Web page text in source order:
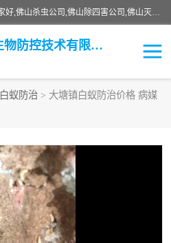
佛山白蚁防治公司,佛山白蚁防治哪家好,佛山杀虫公司,佛山除四害公司,佛山灭白蚁公司,佛山白蚁防治佛山儒创有害生物防治有限公司是一家佛山杀虫公司、佛山除四害公司、佛山灭白蚁公司、佛山白蚁防治公司，让您远离虫害困扰。要问佛山白蚁防治哪家好？佛山儒创有害生物防治有限公司全佛山、广州，正规公司，上门勘查，可靠，售后有保障。
佛山儒创有害生物防控技术有限公司
白蚁防治 > 大塘镇白蚁防治价格 病媒
白蚁防治
食堂消杀
园区消杀